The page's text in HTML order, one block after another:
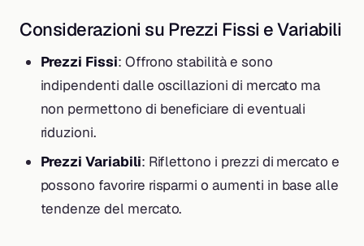
Considerazioni su Prezzi Fissi e Variabili
Prezzi Fissi: Offrono stabilità e sono
indipendenti dalle oscillazioni di mercato ma
non permettono di beneficiare di eventuali
riduzioni.
Prezzi Variabili: Riflettono i prezzi di mercato e
possono favorire risparmi o aumenti in base alle
tendenze del mercato.